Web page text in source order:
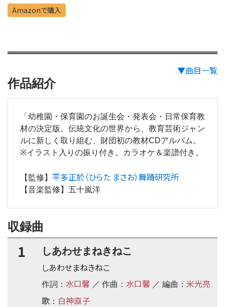
Amazonで購入
▼曲目一覧
作品紹介
「幼稚園・保育園のお誕生会・発表会・日常保育教
材の決定版。伝統文化の世界から、教育芸術ジャン
ルに新しく取り組む、財団初の教材CDアルバム。
※イラスト入りの振り付き。カラオケ＆楽譜付き。
【監修】 平多正於（ひらた まさお）舞踊研究所
【音楽監修】五十嵐洋
収録曲
1 しあわせまねきねこ
しあわせまねきねこ
作詞： 水口馨 ／ 作曲： 水口馨 ／ 編曲： 米光亮
歌 ： 白神直子